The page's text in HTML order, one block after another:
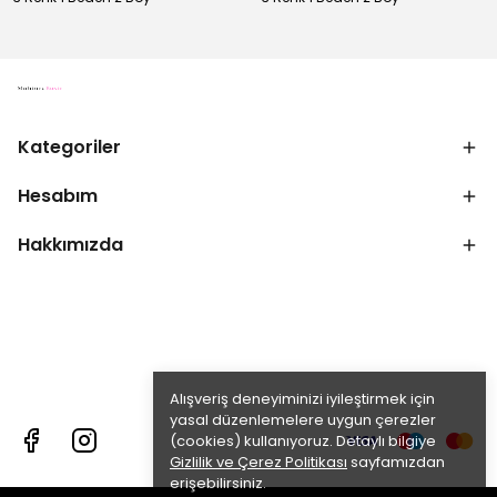
Alışveriş deneyiminizi iyileştirmek için
yasal düzenlemelere uygun çerezler
(cookies) kullanıyoruz. Detaylı bilgiye
Gizlilik ve Çerez Politikası sayfamızdan
erişebilirsiniz.
Kategoriler
Hesabım
Hakkımızda